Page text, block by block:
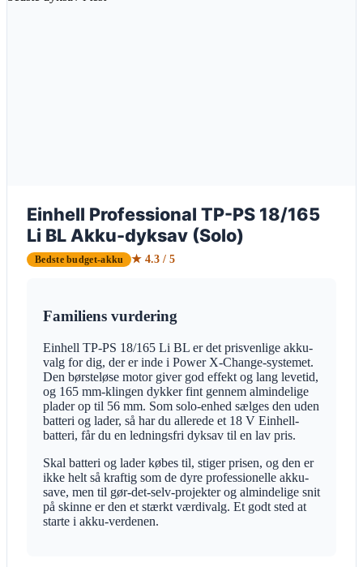
Einhell Professional TP-PS 18/165
Li BL Akku-dyksav (Solo)
Bedste budget-akku ★ 4.3 / 5
Familiens vurdering
Einhell TP-PS 18/165 Li BL er det prisvenlige akku-
valg for dig, der er inde i Power X-Change-systemet.
Den børsteløse motor giver god effekt og lang levetid,
og 165 mm-klingen dykker fint gennem almindelige
plader op til 56 mm. Som solo-enhed sælges den uden
batteri og lader, så har du allerede et 18 V Einhell-
batteri, får du en ledningsfri dyksav til en lav pris.
Skal batteri og lader købes til, stiger prisen, og den er
ikke helt så kraftig som de dyre professionelle akku-
save, men til gør-det-selv-projekter og almindelige snit
på skinne er den et stærkt værdivalg. Et godt sted at
starte i akku-verdenen.